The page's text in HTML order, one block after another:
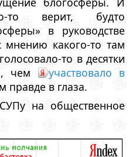
то верит, будто
в руководстве
какого-то там
то в десятки
чем
участвовало в
правде в глаза.
на общественное